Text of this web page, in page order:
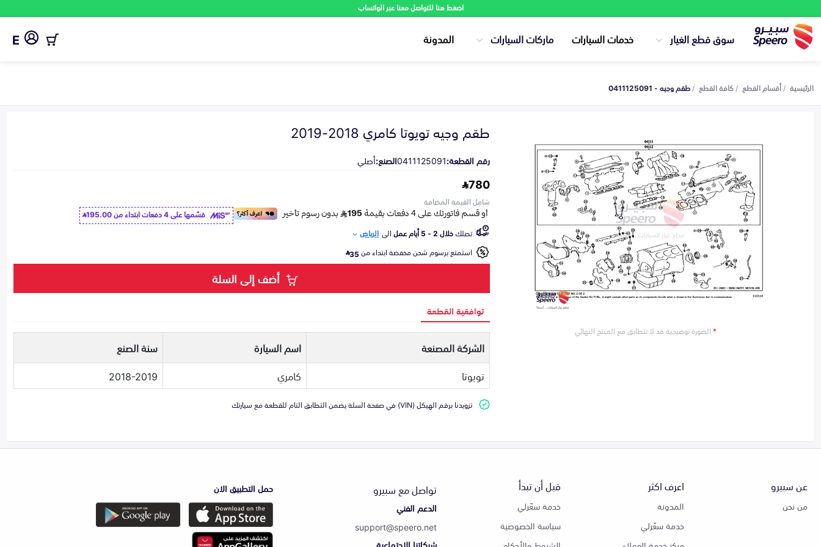
اضغط هنا للتواصل معنا عبر الواتساب
سوق قطع الغيار خدمات السيارات ماركات السيارات المدونة E
الرئيسية أقسام القطع كافة القطع طقم وجيه - 0411125091
*الصورة توضيحية قد لا تتطابق مع المنتج النهائي
طقم وجيه تويوتا كامري 2018-2019
رقم القطعة:0411125091الصنع:أصلي
780
شامل القيمة المضافة
قسّمها على 4 دفعات ابتداء من
195.00
تصلكخلال 2 - 5 أيام عمل الى الرياض
استمتع برسوم شحن مخفضة ابتداء من35
أضف إلى السلة
توافقية القطعة
الشركة المصنعة اسم السيارة
سنة الصنع
تويوتا
كامري 2018-2019
تزويدنا برقم الهيكل (VIN) في صفحة السلة يضمن التطابق التام للقطعة مع سيارتك
عن سبيرو
من نحن
اعرف اكثر
المدونة
خدمة سعّرلي
قبل أن تبدأ
خدمة سعّرلي
سياسة الخصوصية
تواصل مع سبيرو
الدعم الفني
support@speero.net
حمل التطبيق الان